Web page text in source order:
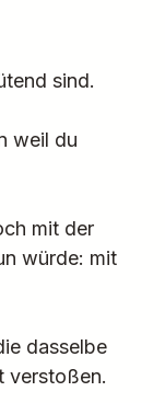
sind.
weil du
mit der
würde: mit
dasselbe
verstoßen.